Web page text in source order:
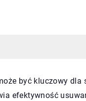
być kluczowy dla
efektywność